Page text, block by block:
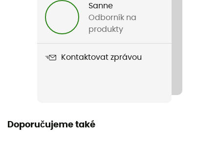
Kompatibilní systém hydratace
210D Poly Honeycomb
Sanne
Odborník na
produkty
Kontaktovat zprávou
Doporučujeme také